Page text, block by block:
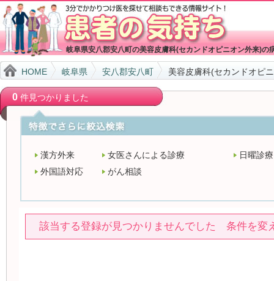
岐阜県安八郡安八町の美容皮膚科(セカンドオピニオン外来)の
HOME 岐阜県 安八郡安八町 美容皮膚科(セカンドオピ
0件見つかりました
漢方外来 女医さんによる診療
日曜診療
外国語対応
がん相談
該当する登録が見つかりませんでした 条件を